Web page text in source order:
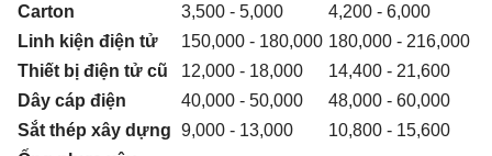
Carton
3,500 - 5,000
4,200 - 6,000
Linh kiện điện tử
150,000 - 180,000 180,000 - 216,000
Thiết bị điện tử cũ
12,000 - 18,000
14,400 - 21,600
Dây cáp điện
40,000 - 50,000
48,000 - 60,000
Sắt thép xây dựng 9,000 - 13,000
10,800 - 15,600